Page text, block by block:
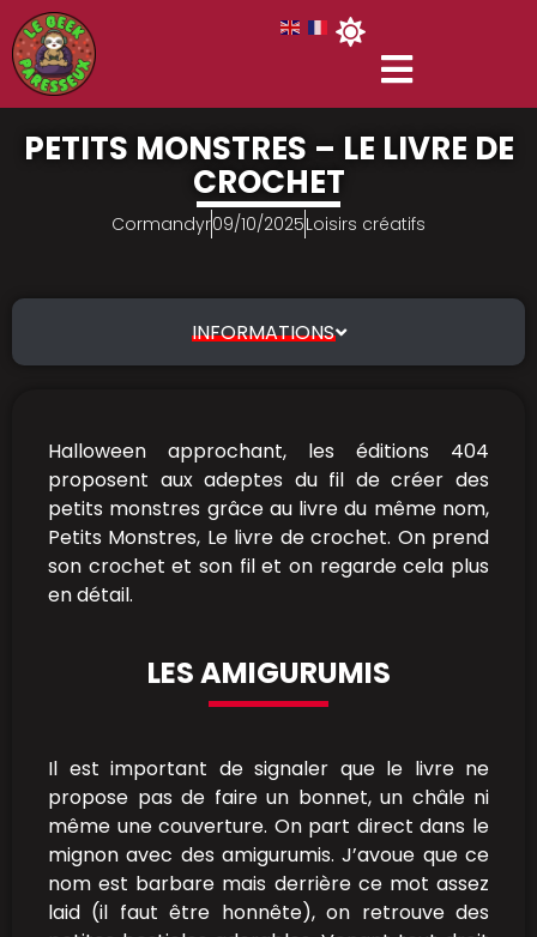
PETITS MONSTRES – LE LIVRE DE
CROCHET
Cormandyr09/10/2025Loisirs créatifs
INFORMATIONS
Halloween approchant, les éditions 404
proposent aux adeptes du fil de créer des
petits monstres grâce au livre du même nom,
Petits Monstres, Le livre de crochet. On prend
son crochet et son fil et on regarde cela plus
en détail.
LES AMIGURUMIS
Il est important de signaler que le livre ne
propose pas de faire un bonnet, un châle ni
même une couverture. On part direct dans le
mignon avec des amigurumis. J’avoue que ce
nom est barbare mais derrière ce mot assez
laid (il faut être honnête), on retrouve des